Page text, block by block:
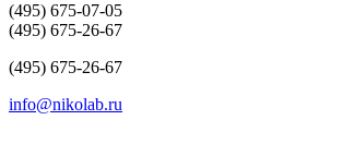
(495) 675-07-05
(495) 675-26-67
(495) 675-26-67
info@nikolab.ru